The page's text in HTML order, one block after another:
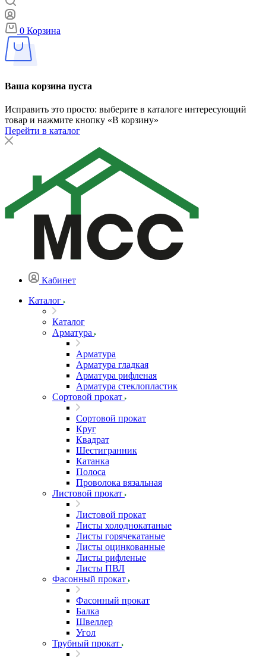
0 Корзина
Ваша корзина пуста
Исправить это просто: выберите в каталоге интересующий
товар и нажмите кнопку «В корзину»
Перейти в каталог
Кабинет
Каталог
Каталог
Арматура
Арматура
Арматура гладкая
Арматура рифленая
Арматура стеклопластик
Сортовой прокат
Сортовой прокат
Круг
Квадрат
Шестигранник
Катанка
Полоса
Проволока вязальная
Листовой прокат
Листовой прокат
Листы холоднокатаные
Листы горячекатаные
Листы оцинкованные
Листы рифленые
Листы ПВЛ
Фасонный прокат
Фасонный прокат
Балка
Швеллер
Угол
Трубный прокат